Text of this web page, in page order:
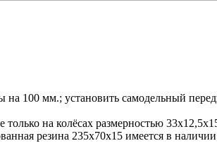
100 мм.; установить самодельный
на колёсах размерностью
резина 235х70х15 имеется в